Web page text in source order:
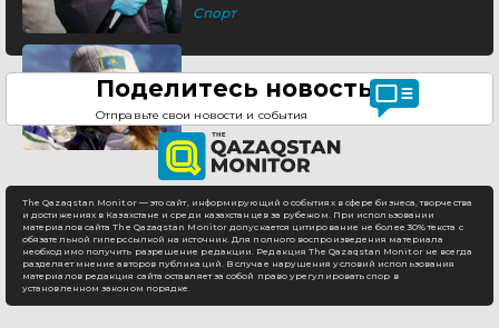
Спорт
Поделитесь новостью
Отправьте свои новости и события
The Qazaqstan Monitor — это сайт, информирующий о событиях в сфере бизнеса, творчества
и достижениях в Казахстане и среди казахстанцев за рубежом. При использовании
материалов сайта The Qazaqstan Monitor допускается цитирование не более 30% текста с
обязательной гиперссылкой на источник. Для полного воспроизведения материала
необходимо получить разрешение редакции. Редакция The Qazaqstan Monitor не всегда
разделяет мнение авторов публикаций. В случае нарушения условий использования
материалов редакция сайта оставляет за собой право урегулировать спор в
установленном законом порядке.